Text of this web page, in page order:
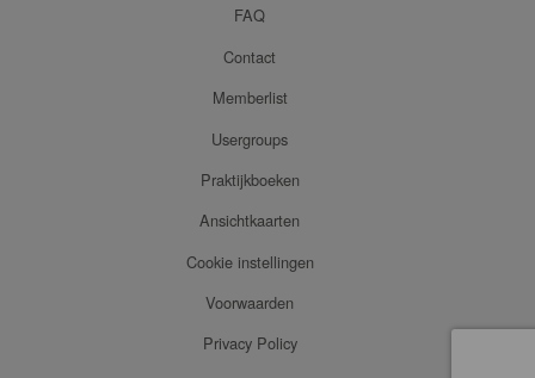
FAQ
Contact
Memberlist
Usergroups
Praktijkboeken
Ansichtkaarten
Cookie instellingen
Voorwaarden
Privacy Policy